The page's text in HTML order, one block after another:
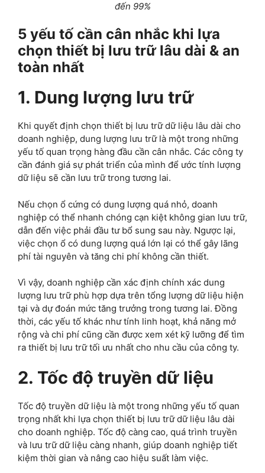
đến 99%
5 yếu tố cần cân nhắc khi lựa
chọn thiết bị lưu trữ lâu dài & an
toàn nhất
1. Dung lượng lưu trữ
Khi quyết định chọn thiết bị lưu trữ dữ liệu lâu dài cho
doanh nghiệp, dung lượng lưu trữ là một trong những
yếu tố quan trọng hàng đầu cần cân nhắc. Các công ty
cần đánh giá sự phát triển của mình để ước tính lượng
dữ liệu sẽ cần lưu trữ trong tương lai.
Nếu chọn ổ cứng có dung lượng quá nhỏ, doanh
nghiệp có thể nhanh chóng cạn kiệt không gian lưu trữ,
dẫn đến việc phải đầu tư bổ sung sau này. Ngược lại,
việc chọn ổ có dung lượng quá lớn lại có thể gây lãng
phí tài nguyên và tăng chi phí không cần thiết.
Vì vậy, doanh nghiệp cần xác định chính xác dung
lượng lưu trữ phù hợp dựa trên tổng lượng dữ liệu hiện
tại và dự đoán mức tăng trưởng trong tương lai. Đồng
thời, các yếu tố khác như tính linh hoạt, khả năng mở
rộng và chi phí cũng cần được xem xét kỹ lưỡng để tìm
ra thiết bị lưu trữ tối ưu nhất cho nhu cầu của công ty.
2. Tốc độ truyền dữ liệu
Tốc độ truyền dữ liệu là một trong những yếu tố quan
trọng nhất khi lựa chọn thiết bị lưu trữ dữ liệu lâu dài
cho doanh nghiệp. Tốc độ càng cao, quá trình truyền
và lưu trữ dữ liệu càng nhanh, giúp doanh nghiệp tiết
kiệm thời gian và nâng cao hiệu suất làm việc.